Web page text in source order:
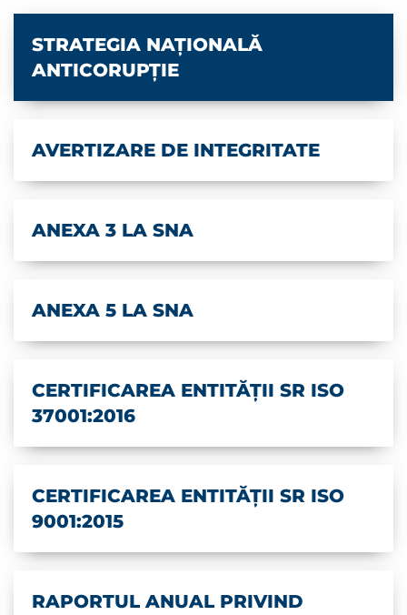
STRATEGIA NAȚIONALĂ
ANTICORUPȚIE
AVERTIZARE DE INTEGRITATE
ANEXA 3 LA SNA
ANEXA 5 LA SNA
CERTIFICAREA ENTITĂȚII SR ISO
37001:2016
CERTIFICAREA ENTITĂȚII SR ISO
9001:2015
RAPORTUL ANUAL PRIVIND